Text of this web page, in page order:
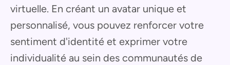
virtuelle. En créant un avatar unique et
personnalisé, vous pouvez renforcer votre
sentiment d'identité et exprimer votre
individualité au sein des communautés de